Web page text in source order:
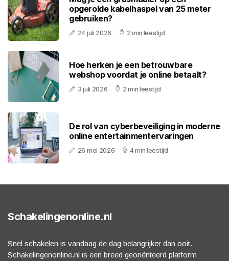
opgerolde kabelhaspel van 25 meter
gebruiken?
24 juli 2026 2 min leestijd
Hoe herken je een betrouwbare
webshop voordat je online betaalt?
3 juli 2026 2 min leestijd
De rol van cyberbeveiliging in moderne
online entertainmentervaringen
26 mei 2026 4 min leestijd
Schakelingenonline.nl
Snel schakelen is vandaag de dag belangrijker dan ooit.
Schakelingenonline.nl is een breed georiënteerd platform